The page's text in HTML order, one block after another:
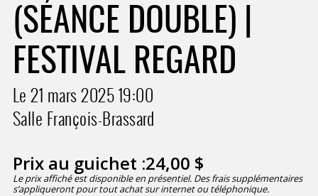
(SÉANCE DOUBLE) |
FESTIVAL REGARD
Le 21 mars 202519:00
Salle François-Brassard
Prix au guichet :24,00 $
Le prix affiché est disponible en présentiel. Des frais supplémentaires
s’appliqueront pour tout achat sur internet ou téléphonique.